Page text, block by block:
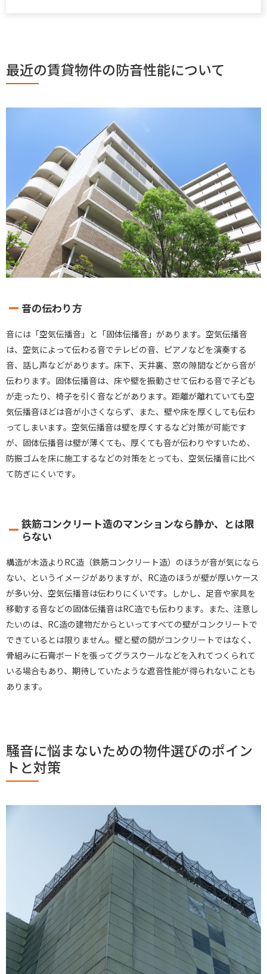
最近の賃貸物件の防音性能について
音の伝わり方
音には「空気伝播音」と「固体伝播音」があります。空気伝播音
は、空気によって伝わる音でテレビの音、ピアノなどを演奏する
音、話し声などがあります。床下、天井裏、窓の隙間などから音が
伝わります。固体伝播音は、床や壁を振動させて伝わる音で子ども
が走ったり、椅子を引く音などがあります。距離が離れていても空
気伝播音ほどは音が小さくならず、また、壁や床を厚くしても伝わ
ってしまいます。空気伝播音は壁を厚くするなど対策が可能です
が、固体伝播音は壁が薄くても、厚くても音が伝わりやすいため、
防振ゴムを床に施工するなどの対策をとっても、空気伝播音に比べ
て防ぎにくいです。
鉄筋コンクリート造のマンションなら静か、とは限
らない
構造が木造よりRC造（鉄筋コンクリート造）のほうが音が気になら
ない、というイメージがありますが、RC造のほうが壁が厚いケース
が多い分、空気伝播音は伝わりにくいです。しかし、足音や家具を
移動する音などの固体伝播音はRC造でも伝わります。また、注意し
たいのは、RC造の建物だからといってすべての壁がコンクリートで
できているとは限りません。壁と壁の間がコンクリートではなく、
骨組みに石膏ボードを張ってグラスウールなどを入れてつくられて
いる場合もあり、期待していたような遮音性能が得られないことも
あります。
騒音に悩まないための物件選びのポイン
トと対策